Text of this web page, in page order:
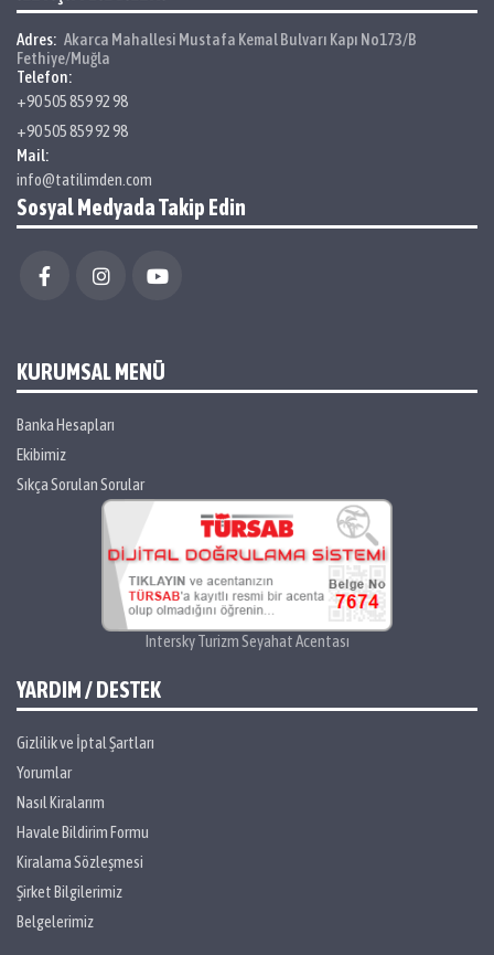
Adres: Akarca Mahallesi Mustafa Kemal Bulvarı Kapı No173/B
Fethiye/Muğla
Telefon:
+90 505 859 92 98
+90 505 859 92 98
Mail:
info@tatilimden.com
Sosyal Medyada Takip Edin
KURUMSAL MENÜ
Banka Hesapları
Ekibimiz
Sıkça Sorulan Sorular
Intersky Turizm Seyahat Acentası
YARDIM / DESTEK
Gizlilik ve İptal Şartları
Yorumlar
Nasıl Kiralarım
Havale Bildirim Formu
Kiralama Sözleşmesi
Şirket Bilgilerimiz
Belgelerimiz